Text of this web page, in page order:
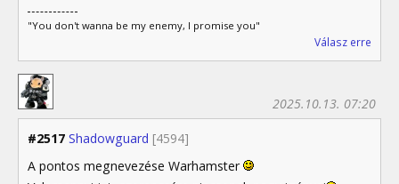
"You don't wanna be my enemy, I promise you"
Válasz erre
#2517 Shadowguard [4594]
2025.10.13. 07:20
A pontos megnevezése Warhamster